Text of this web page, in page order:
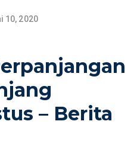
10, 2020
– Berita